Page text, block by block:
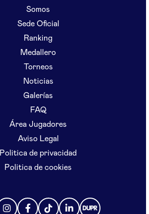
Somos
Sede Oficial
Ranking
Medallero
Torneos
Noticias
Galerías
FAQ
Área Jugadores
Aviso Legal
Politica de privacidad
Politica de cookies